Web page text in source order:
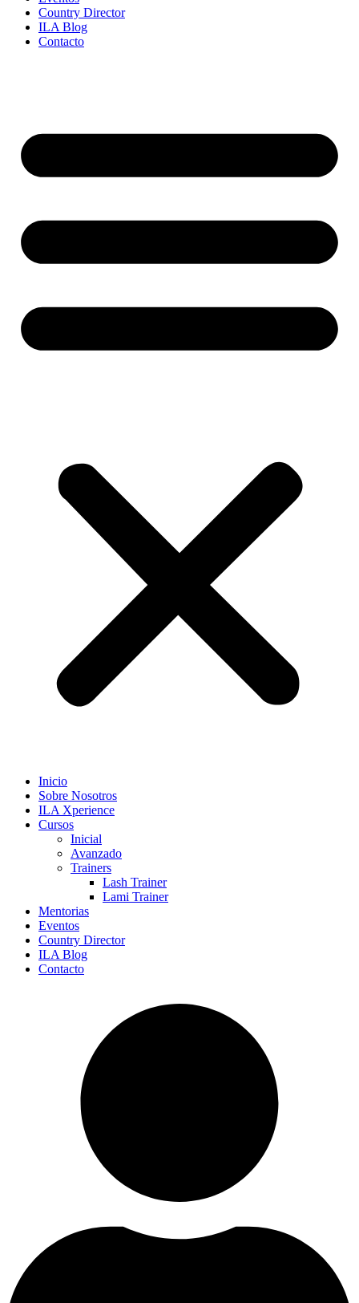
Country Director
ILA Blog
Contacto
Inicio
Sobre Nosotros
ILA Xperience
Cursos
Inicial
Avanzado
Trainers
Lash Trainer
Lami Trainer
Mentorias
Eventos
Country Director
ILA Blog
Contacto